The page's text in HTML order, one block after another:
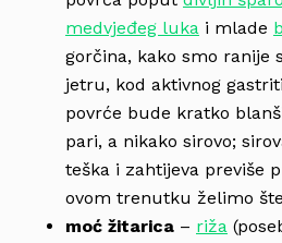
medvjeđeg luka i mlade
gorčina, kako smo ranije
jetru, kod aktivnog
povrće bude kratko
pari, a nikako sirovo;
teška i zahtijeva previše
ovom trenutku želimo
moć žitarica – riža